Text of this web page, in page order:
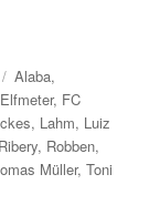
Schlagwörter
Alaba,
Elfmeter, FC
, Lahm, Luiz
Ribery, Robben,
Müller,Toni